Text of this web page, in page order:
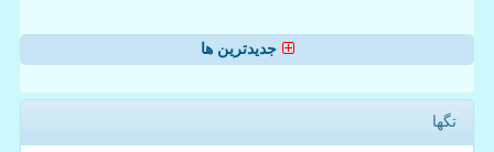
جدیدترین ها
تگها